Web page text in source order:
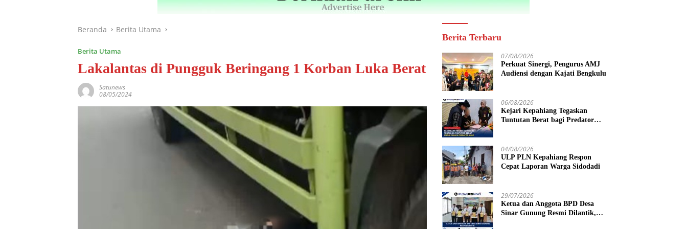
Beranda Berita Utama
Berita Utama
Lakalantas di Pungguk Beringang 1 Korban Luka Berat
Satunews
08/05/2024
Berita Terbaru
07/08/2026
Perkuat Sinergi, Pengurus AMJ
Audiensi dengan Kajati Bengkulu
06/08/2026
Kejari Kepahiang Tegaskan
Tuntutan Berat bagi Predator
Vonis Hakim 18 Tahun Penjara
04/08/2026
ULP PLN Kepahiang Respon
Cepat Laporan Warga Sidodadi
29/07/2026
Ketua dan Anggota BPD Desa
Sinar Gunung Resmi Dilantik,